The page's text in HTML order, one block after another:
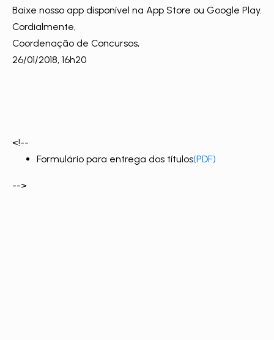
Baixe nosso app disponível na App Store ou Google Play.
Cordialmente,
Coordenação de Concursos,
26/01/2018, 16h20
<!--
Formulário para entrega dos títulos(PDF)
-->